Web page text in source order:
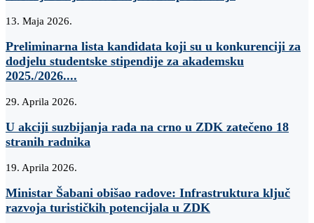
13. Maja 2026.
Preliminarna lista kandidata koji su u konkurenciji za
dodjelu studentske stipendije za akademsku
2025./2026....
29. Aprila 2026.
U akciji suzbijanja rada na crno u ZDK zatečeno 18
stranih radnika
19. Aprila 2026.
Ministar Šabani obišao radove: Infrastruktura ključ
razvoja turističkih potencijala u ZDK